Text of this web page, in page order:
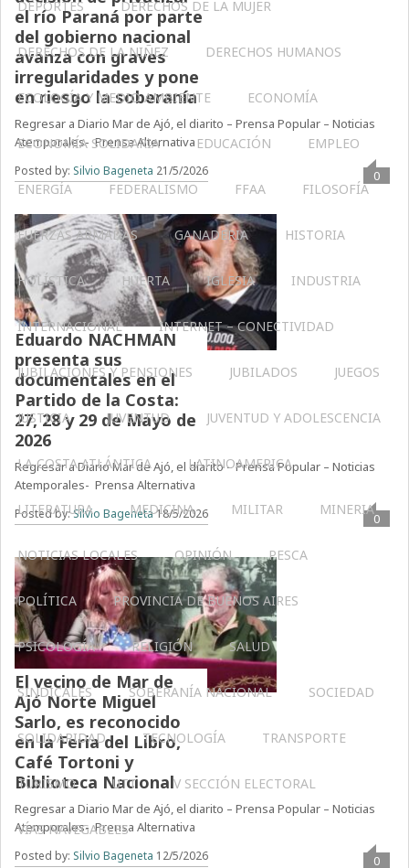
DEPORTES DERECHOS DE LA MUJER
DERECHOS DE LA NIÑEZ DERECHOS HUMANOS
ECOLOGÍA Y MEDIO AMBIENTE ECONOMÍA
ECONOMÍA SOLIDARIA EDUCACIÓN EMPLEO
ENERGÍA FEDERALISMO FFAA FILOSOFÍA
FUERZAS ARMADAS GANADERIA HISTORIA
HOLÍSTICA HUERTA IGLESIA INDUSTRIA
INTERNACIONAL INTERNET – CONECTIVIDAD
JUBILACIONES Y PENSIONES JUBILADOS JUEGOS
JUSTICIA JUVENTUD JUVENTUD Y ADOLESCENCIA
LA COSTA ATLÁNTICA LATINOAMERICA
LITERATURA MEDICINA MILITAR MINERIA
NOTICIAS LOCALES OPINIÓN PESCA
POLÍTICA PROVINCIA DE BUENOS AIRES
PSICOLOGÍA RELIGIÓN SALUD
SINDICALES SOBERANÍA NACIONAL SOCIEDAD
SOLIDARIDAD TECNOLOGÍA TRANSPORTE
TURISMO UTT V SECCIÓN ELECTORAL
VÍAS NAVEGABLES
el río Paraná por parte
del gobierno nacional
avanza con graves
irregularidades y pone
en riesgo la soberanía
Regresar a Diario Mar de Ajó, el diarito – Prensa Popular – Noticias
Atemporales- Prensa Alternativa
Posted by: Silvio Bageneta 21/5/2026 0
Eduardo NACHMAN
presenta sus
documentales en el
Partido de la Costa:
27, 28 y 29 de Mayo de
2026
Regresar a Diario Mar de Ajó, el diarito – Prensa Popular – Noticias
Atemporales- Prensa Alternativa
Posted by:Silvio Bageneta18/5/2026 0
El vecino de Mar de
Ajó Norte Miguel
Sarlo, es reconocido
en la Feria del Libro,
Café Tortoni y
Biblioteca Nacional
Regresar a Diario Mar de Ajó, el diarito – Prensa Popular – Noticias
Atemporales- Prensa Alternativa
Posted by: Silvio Bageneta 12/5/2026 0